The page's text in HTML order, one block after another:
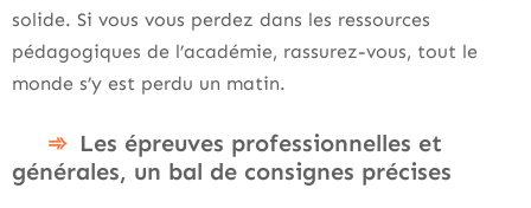
solide. Si vous vous perdez dans les ressources
pédagogiques de l’académie, rassurez-vous, tout le
monde s’y est perdu un matin.
Les épreuves professionnelles et
générales, un bal de consignes précises